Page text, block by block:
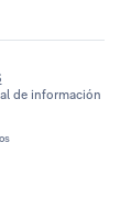
de información